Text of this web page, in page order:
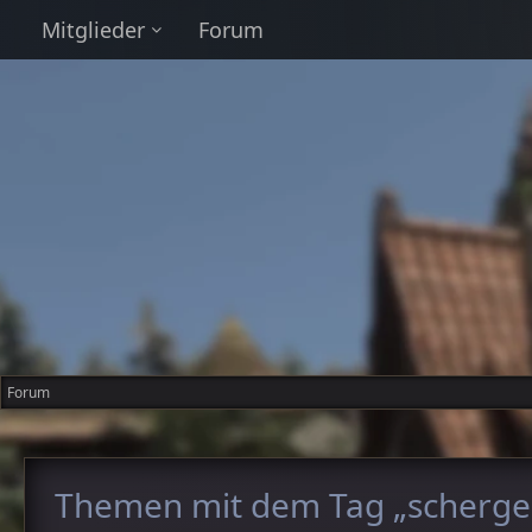
Mitglieder Forum
Forum
Themen mit dem Tag